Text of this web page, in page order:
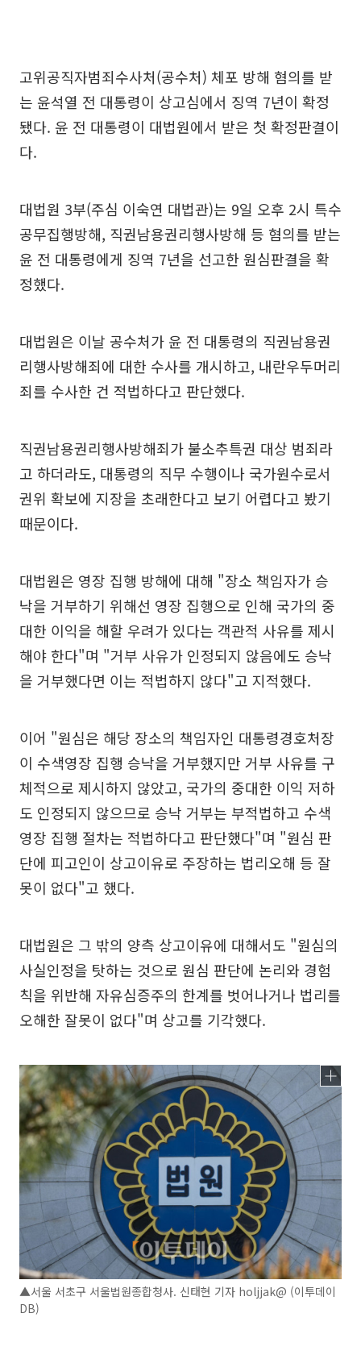
고위공직자범죄수사처(공수처) 체포 방해 혐의를 받
는 윤석열 전 대통령이 상고심에서 징역 7년이 확정
됐다. 윤 전 대통령이 대법원에서 받은 첫 확정판결이
다.
대법원 3부(주심 이숙연 대법관)는 9일 오후 2시 특수
공무집행방해, 직권남용권리행사방해 등 혐의를 받는
윤 전 대통령에게 징역 7년을 선고한 원심판결을 확
정했다.
대법원은 이날 공수처가 윤 전 대통령의 직권남용권
리행사방해죄에 대한 수사를 개시하고, 내란우두머리
죄를 수사한 건 적법하다고 판단했다.
직권남용권리행사방해죄가 불소추특권 대상 범죄라
고 하더라도, 대통령의 직무 수행이나 국가원수로서
권위 확보에 지장을 초래한다고 보기 어렵다고 봤기
때문이다.
대법원은 영장 집행 방해에 대해 "장소 책임자가 승
낙을 거부하기 위해선 영장 집행으로 인해 국가의 중
대한 이익을 해할 우려가 있다는 객관적 사유를 제시
해야 한다"며 "거부 사유가 인정되지 않음에도 승낙
을 거부했다면 이는 적법하지 않다"고 지적했다.
이어 "원심은 해당 장소의 책임자인 대통령경호처장
이 수색영장 집행 승낙을 거부했지만 거부 사유를 구
체적으로 제시하지 않았고, 국가의 중대한 이익 저하
도 인정되지 않으므로 승낙 거부는 부적법하고 수색
영장 집행 절차는 적법하다고 판단했다"며 "원심 판
단에 피고인이 상고이유로 주장하는 법리오해 등 잘
못이 없다"고 했다.
대법원은 그 밖의 양측 상고이유에 대해서도 "원심의
사실인정을 탓하는 것으로 원심 판단에 논리와 경험
칙을 위반해 자유심증주의 한계를 벗어나거나 법리를
오해한 잘못이 없다"며 상고를 기각했다.
▲서울 서초구 서울법원종합청사. 신태현 기자 holjjak@ (이투데이
DB)